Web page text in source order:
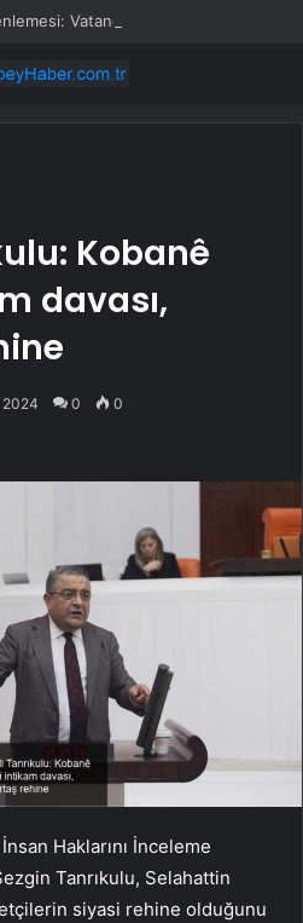
Kobanê
davası,
2024 0 0
Haklarını İnceleme
Tanrıkulu, Selahattin
siyasi rehine olduğunu